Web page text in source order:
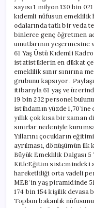
sayısı 1 milyon 130 bin
kıdemli nüfusun
odalarında tatlı bir veda
binlerce genç öğretmen
umutlarının yeşermesine
61 Yaş Üstü Kıdemli
istatistiklerin en dikkat
emeklilik sınır sınırına
grubunu kapsıyor .
itibarıyla 61 yaş ve
19 bin 232 personel
istihdamın yüzde
yıllık çok kısa bir zaman
sınırlar nedeniyle
Yıllarını çocukların
ayrılması, dönüşümün ilk
Büyük Emeklilik Dalgası
KitleEğitim sistemindeki
hareketliliği orta vadeli
MEB’in yaş piramidinde
174 bin 154 kişilik devasa
Toplam bakanlık